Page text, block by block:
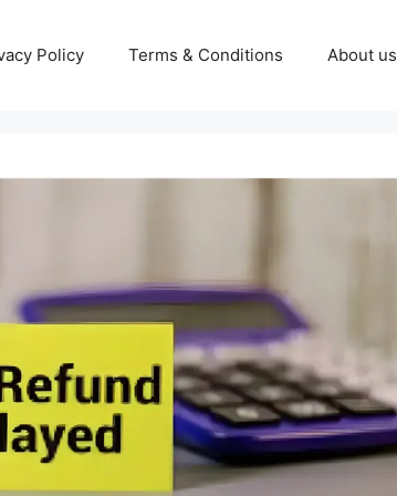
Policy Terms & Conditions About us